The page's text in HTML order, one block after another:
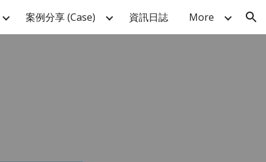
案例分享 (Case) 資訊日誌 More